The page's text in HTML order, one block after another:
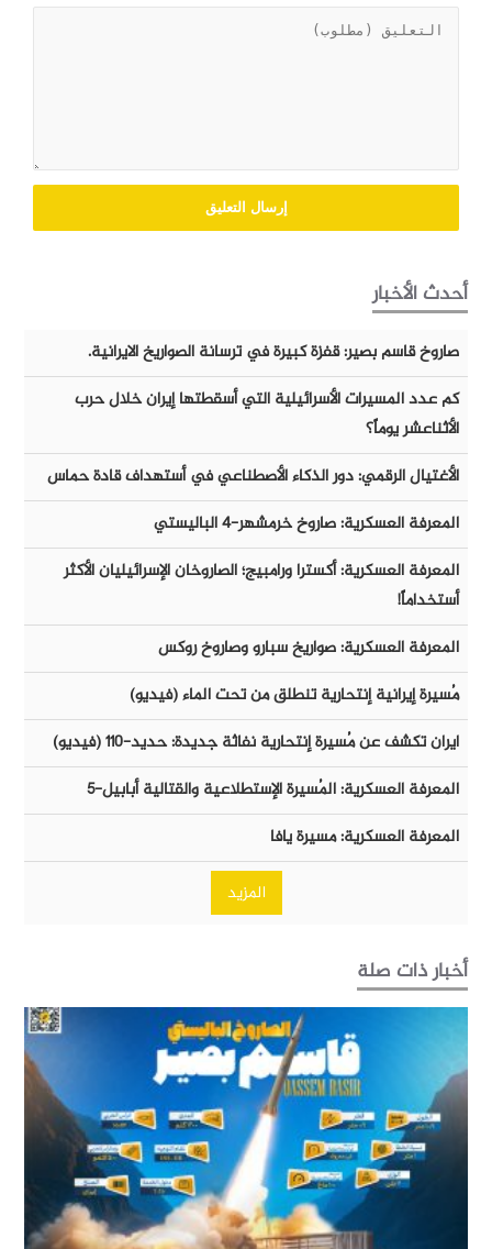
أحدث الأخبار
صاروخ قاسم بصير: قفزة كبيرة في ترسانة الصواريخ الايرانية.
كم عدد المسيرات الأسرائيلية التي أسقطتها إيران خلال حرب
الأثناعشر يوماً؟
الأغتيال الرقمي: دور الذكاء الأصطناعي في أستهداف قادة حماس
المعرفة العسكرية: صاروخ خرمشهر-٤ الباليستي
المعرفة العسكرية: أكسترا ورامبيج؛ الصاروخان الإسرائيليان الأكثر
أستخداماً!
المعرفة العسكرية: صواريخ سبارو وصاروخ روكس
مُسيرة إيرانية إنتحارية تنطلق من تحت الماء (فيديو)
ايران تكشف عن مُسيرة إنتحارية نفاثة جديدة: حديد-١١٠ (فيديو)
المعرفة العسكرية: المُسيرة الإستطلاعية والقتالية أبابيل-٥
المعرفة العسكرية: مسيرة يافا
المزيد
أخبار ذات صلة